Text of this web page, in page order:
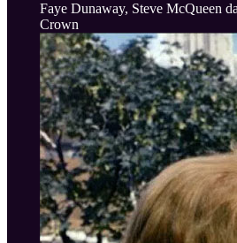
Faye Dunaway, Steve McQueen
Crown